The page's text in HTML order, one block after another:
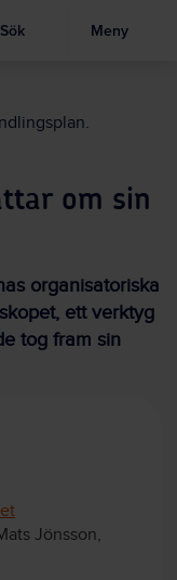
Visa sökruta
Sök Meny
om sin
organisatoriska
ett verktyg
tog fram sin
Jönsson,